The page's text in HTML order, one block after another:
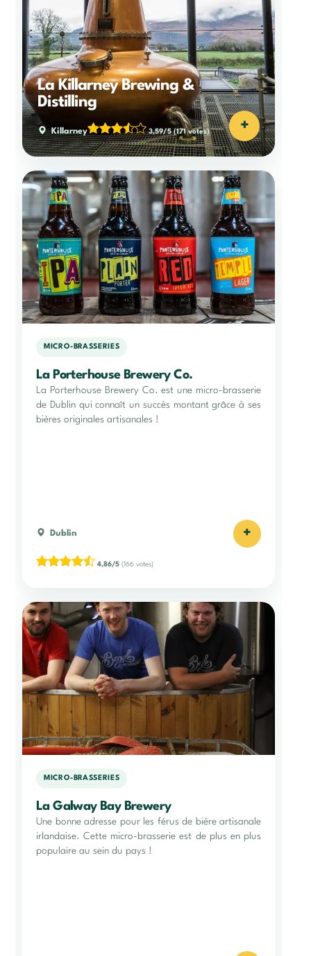
La Killarney Brewing &
Distilling
Killarney 3,59/5(171 votes) +
MICRO-BRASSERIES
La Porterhouse Brewery Co.
La Porterhouse Brewery Co. est une micro-brasserie
de Dublin qui connaît un succès montant grâce à ses
bières originales artisanales !
Dublin +
4,86/5 (166 votes)
MICRO-BRASSERIES
La Galway Bay Brewery
Une bonne adresse pour les férus de bière artisanale
irlandaise. Cette micro-brasserie est de plus en plus
populaire au sein du pays !